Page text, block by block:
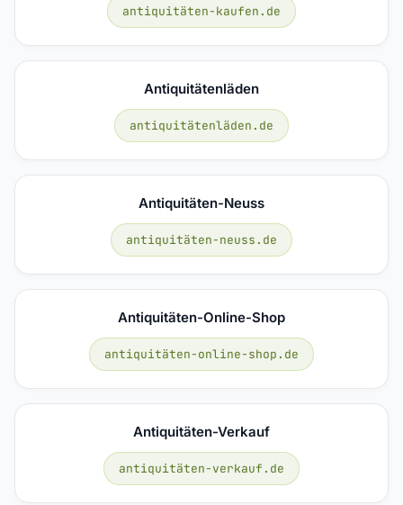
antiquitäten-kaufen.de
Antiquitätenläden
antiquitätenläden.de
Antiquitäten-Neuss
antiquitäten-neuss.de
Antiquitäten-Online-Shop
antiquitäten-online-shop.de
Antiquitäten-Verkauf
antiquitäten-verkauf.de